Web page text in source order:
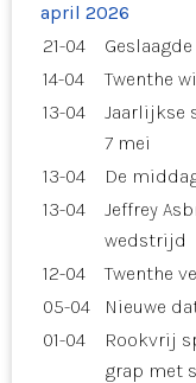
april 2026
21-04
14-04
Twenthe
13-04
Jaarlijkse
7 mei
13-04
De
13-04
Jeffrey
wedstrijd
12-04
Twenthe
05-04
Nieuwe
01-04
Rookvrij
grap met